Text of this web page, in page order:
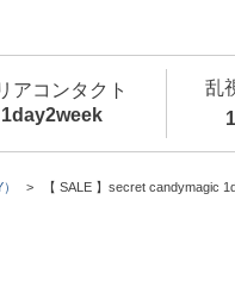
【 SALE 】secret candymagic
アコンタクト
1day2week
乱